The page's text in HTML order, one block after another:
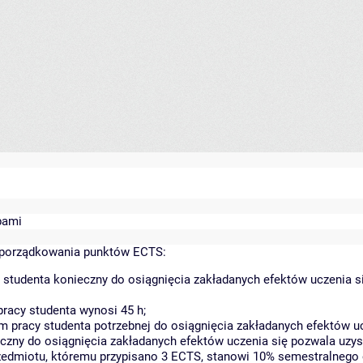
punktów ECTS:
konieczny do osiągnięcia zakładanych efektów
studenta wynosi 45 h;
pracy studenta potrzebnej do osiągnięcia zakładanych efektów
do osiągnięcia zakładanych efektów uczenia się pozwala
któremu przypisano 3 ECTS, stanowi 10%